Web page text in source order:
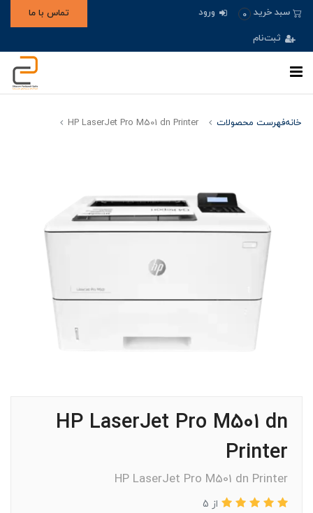
سبد خرید 0 ورود
ثبت‌نام
تماس با ما
خانهفهرست محصولات HP LaserJet Pro M501 dn Printer
HP LaserJet Pro M501 dn
Printer
HP LaserJet Pro M501 dn Printer
از 5